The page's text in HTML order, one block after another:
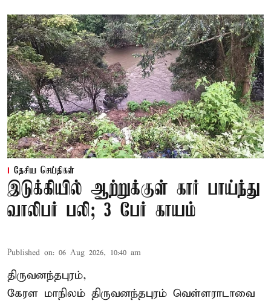
தேசிய செய்திகள்
இடுக்கியில் ஆற்றுக்குள் கார் பாய்ந்து
வாலிபர் பலி; 3 பேர் காயம்
Published on: 06 Aug 2026, 10:40 am
திருவனந்தபுரம்,
கேரள மாநிலம் திருவனந்தபுரம் வெள்ளராடாவை